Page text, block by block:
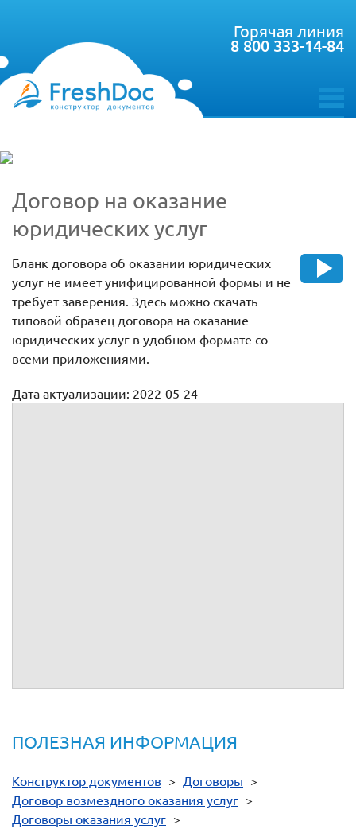
toggle
Горячая линия
8 800 333-14-84
Договор на оказание
юридических услуг
Бланк договора об оказании юридических
услуг не имеет унифицированной формы и не
требует заверения. Здесь можно скачать
типовой образец договора на оказание
юридических услуг в удобном формате со
всеми приложениями.
Дата актуализации: 2022-05-24
ПОЛЕЗНАЯ ИНФОРМАЦИЯ
Конструктор документов > Договоры >
Договор возмездного оказания услуг >
Договоры оказания услуг >